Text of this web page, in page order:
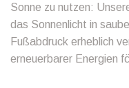
Sonne zu nutzen:
das Sonnenlicht in
Fußabdruck erheblich
erneuerbarer Energien